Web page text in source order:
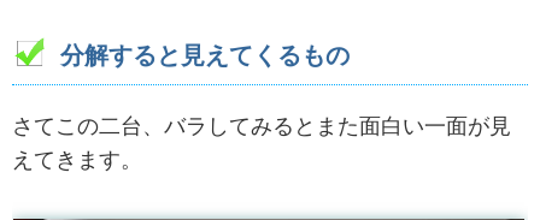
分解すると見えてくるもの
さてこの二台、バラしてみるとまた面白い一面が見
えてきます。